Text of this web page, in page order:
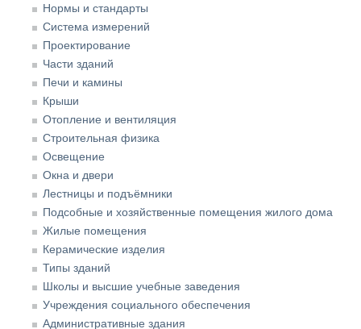
Нормы и стандарты
Система измерений
Проектирование
Части зданий
Печи и камины
Крыши
Отопление и вентиляция
Строительная физика
Освещение
Окна и двери
Лестницы и подъёмники
Подсобные и хозяйственные помещения жилого дома
Жилые помещения
Керамические изделия
Типы зданий
Школы и высшие учебные заведения
Учреждения социального обеспечения
Административные здания